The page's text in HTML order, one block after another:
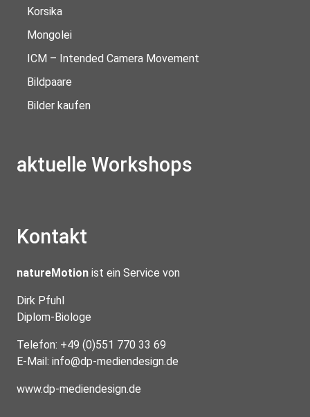
Korsika
Mongolei
ICM – Intended Camera Movement
Bildpaare
Bilder kaufen
aktuelle Workshops
Kontakt
natureMotion ist ein Service von
Dirk Pfuhl
Diplom-Biologe
Telefon: +49 (0)551 770 33 69
E-Mail: info@dp-mediendesign.de
www.dp-mediendesign.de